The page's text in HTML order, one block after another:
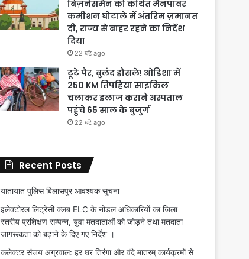
बिज़नेसमैन को कथित मैनपावर
कमीशन घोटाले में अंतरिम ज़मानत
दी, राज्य से बाहर रहने का निर्देश
दिया
22 घंटे ago
टूटे पैर, बुलंद हौसले! ओडिशा में
250 KM तिपहिया साइकिल
चलाकर इलाज कराने अस्पताल
पहुंचे 65 साल के बुजुर्ग
22 घंटे ago
Recent Posts
यातायात पुलिस बिलासपुर आवश्यक सूचना
इलेक्टोरल लिट्रेसी क्लब ELC के नोडल अधिकारियों का जिला
स्तरीय प्रशिक्षण सम्पन्न, युवा मतदाताओं को जोड़ने तथा मतदाता
जागरूकता को बढ़ाने के दिए गए निर्देश ।
कलेक्टर संजय अग्रवाल: हर घर तिरंगा और वंदे मातरम् कार्यक्रमों से